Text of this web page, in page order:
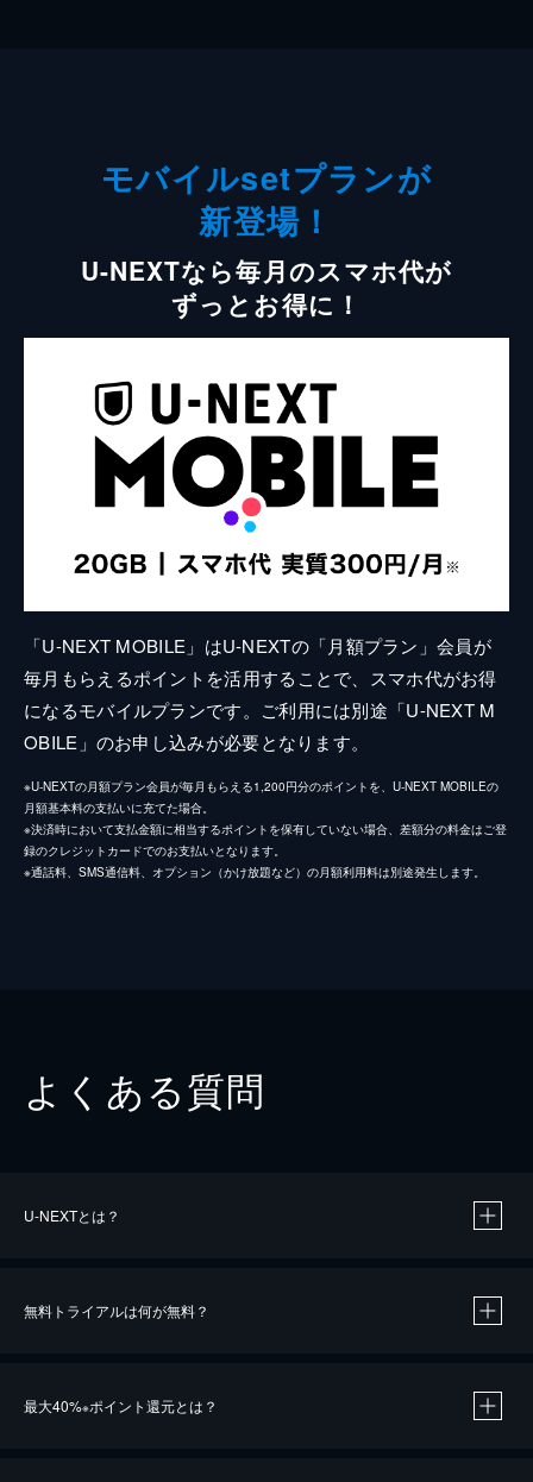
モバイルsetプランが
新登場！
U-NEXTなら毎月のスマホ代が
ずっとお得に！
「U-NEXT MOBILE」はU-NEXTの「月額プラン」会員が
毎月もらえるポイントを活用することで、スマホ代がお得
になるモバイルプランです。ご利用には別途「U-NEXT M
OBILE」のお申し込みが必要となります。
※U-NEXTの月額プラン会員が毎月もらえる1,200円分のポイントを、U-NEXT MOBILEの
月額基本料の支払いに充てた場合。
※決済時において支払金額に相当するポイントを保有していない場合、差額分の料金はご登
録のクレジットカードでのお支払いとなります。
※通話料、SMS通信料、オプション（かけ放題など）の月額利用料は別途発生します。
よくある質問
U-NEXTとは？
無料トライアルは何が無料？
最大40%※ポイント還元とは？